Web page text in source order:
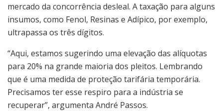
mercado da concorrência desleal. A taxação para alguns
insumos, como Fenol, Resinas e Adípico, por exemplo,
ultrapassa os três dígitos.
“Aqui, estamos sugerindo uma elevação das alíquotas
para 20% na grande maioria dos pleitos. Lembrando
que é uma medida de proteção tarifária temporária.
Precisamos ter esse respiro para a indústria se
recuperar”, argumenta André Passos.